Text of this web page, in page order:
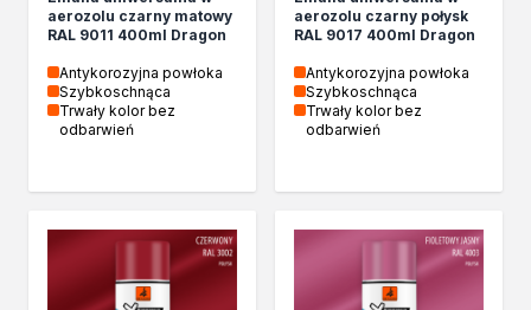
Silikony
Impregnacja
Impregnaty specjalistyczne
Impregnaty do drewna konstrukcyjnego
Impregnaty dekoracyjny do drewna
Domowe porządki
Motoryzacja i reperacja
Artykuły sezonowe
aerozolu czarny matowy
RAL 9011 400ml Dragon
Antykorozyjna powłoka
Szybkoschnąca
Trwały kolor bez
odbarwień
aerozolu czarny połysk
RAL 9017 400ml Dragon
Antykorozyjna powłoka
Szybkoschnąca
Trwały kolor bez
odbarwień